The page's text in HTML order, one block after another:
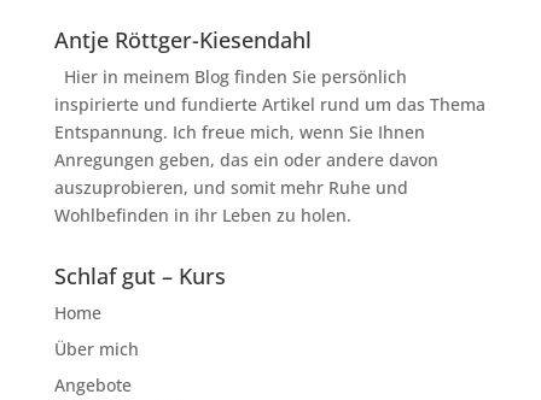
Antje Röttger-Kiesendahl
Hier in meinem Blog finden Sie persönlich
inspirierte und fundierte Artikel rund um das Thema
Entspannung. Ich freue mich, wenn Sie Ihnen
Anregungen geben, das ein oder andere davon
auszuprobieren, und somit mehr Ruhe und
Wohlbefinden in ihr Leben zu holen.
Schlaf gut – Kurs
Home
Über mich
Angebote